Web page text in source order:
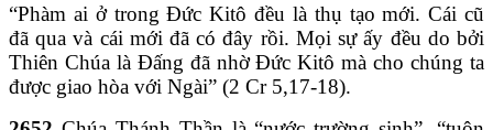
“Phàm ai ở trong Đức Kitô đều là thụ tạo mới. Cái cũ
đã qua và cái mới đã có đây rồi. Mọi sự ấy đều do bởi
Thiên Chúa là Đấng đã nhờ Đức Kitô mà cho chúng ta
được giao hòa với Ngài” (2 Cr 5,17-18).